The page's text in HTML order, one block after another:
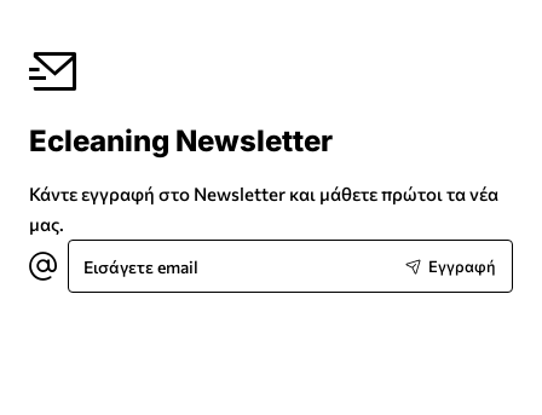
Ecleaning Newsletter
Κάντε εγγραφή στο Newsletter και μάθετε πρώτοι τα νέα
μας.
Εισάγετε
email
Εγγραφή